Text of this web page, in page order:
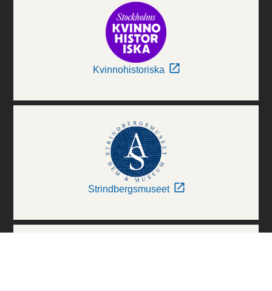
Kvinnohistoriska
Strindbergsmuseet